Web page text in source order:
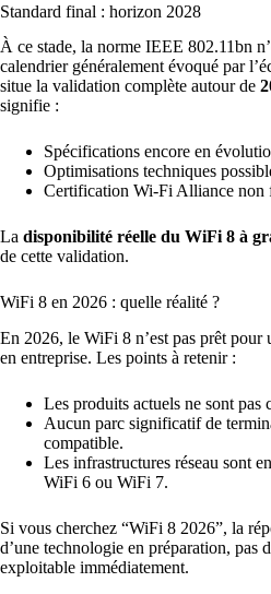
Standard final : horizon 2028
À ce stade, la norme IEEE 802.11bn
calendrier généralement évoqué par
situe la validation complète autour de
signifie :
Spécifications encore en
Optimisations techniques
Certification Wi-Fi Alliance non
La disponibilité réelle du WiFi 8 à
de cette validation.
WiFi 8 en 2026 : quelle réalité ?
En 2026, le WiFi 8 n’est pas prêt pour
en entreprise. Les points à retenir :
Les produits actuels ne sont pas
Aucun parc significatif de
compatible.
Les infrastructures réseau sont
WiFi 6 ou WiFi 7.
Si vous cherchez “WiFi 8 2026”, la
d’une technologie en préparation, pas
exploitable immédiatement.